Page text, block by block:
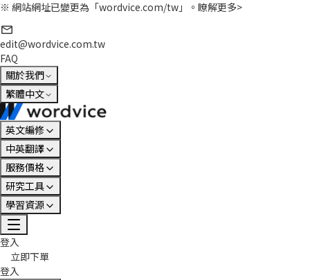
※ 網站網址已變更為「wordvice.com/tw」。 瞭解更多>
edit@wordvice.com.tw
FAQ
關於我們
繁體中文
英文編修
中英翻譯
服務價格
研究工具
學習資源
登入
立即下單
登入